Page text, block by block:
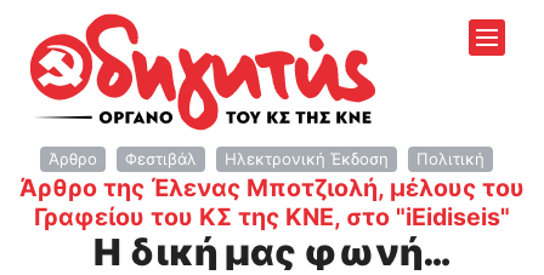
Άρθρο Φεστιβάλ Ηλεκτρονική Έκδοση Πολιτική
Άρθρο της Έλενας Μποτζιολή, μέλους του
Γραφείου του ΚΣ της ΚΝΕ, στο "iEidiseis"
Η δική μας φωνή…